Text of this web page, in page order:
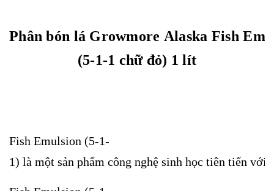
Phân bón lá Growmore Alaska Fish
(5-1-1 chữ đỏ) 1 lít
Fish Emulsion (5-1-
1) là một sản phẩm công nghệ sinh học tiên tiến